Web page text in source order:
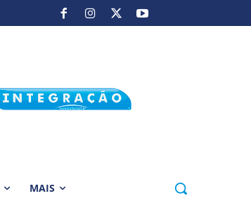
MAIS